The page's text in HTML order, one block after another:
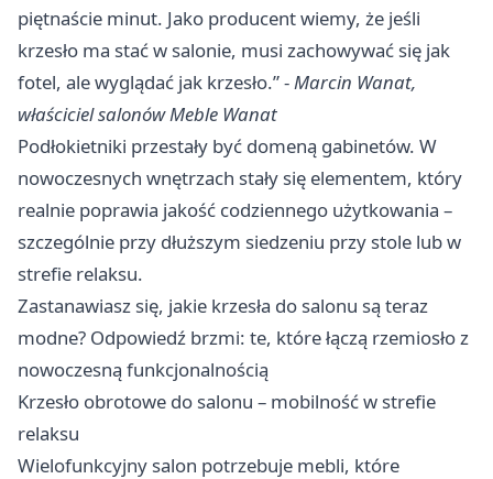
piętnaście minut. Jako producent wiemy, że jeśli
krzesło ma stać w salonie, musi zachowywać się jak
fotel, ale wyglądać jak krzesło.” -Marcin Wanat,
właściciel salonów Meble Wanat
Podłokietniki przestały być domeną gabinetów. W
nowoczesnych wnętrzach stały się elementem, który
realnie poprawia jakość codziennego użytkowania –
szczególnie przy dłuższym siedzeniu przy stole lub w
strefie relaksu.
Zastanawiasz się, jakie krzesła do salonu są teraz
modne? Odpowiedź brzmi: te, które łączą rzemiosło z
nowoczesną funkcjonalnością
Krzesło obrotowe do salonu – mobilność w strefie
relaksu
Wielofunkcyjny salon potrzebuje mebli, które